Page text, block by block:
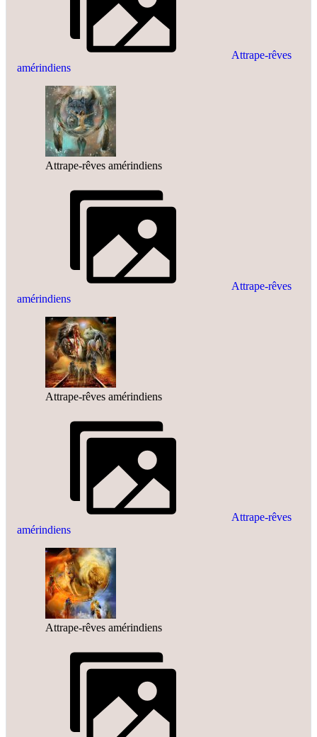
Attrape-rêves
amérindiens
Attrape-rêves amérindiens
Attrape-rêves
amérindiens
Attrape-rêves amérindiens
Attrape-rêves
amérindiens
Attrape-rêves amérindiens